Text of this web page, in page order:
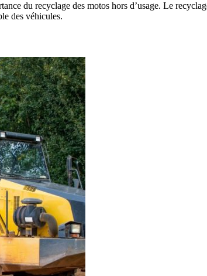
du recyclage des motos hors d’usage. Le
des véhicules.